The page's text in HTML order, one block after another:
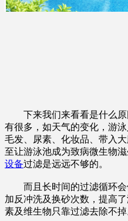
下来我们来看看是什么原
有很多，如天气的变化，游
毛发、尿素、化妆品、带入
至让游泳池成为致病微生物
设备过滤是远远不够的。
而且长时间的过滤循环会
加反冲洗及换砂次数，提高
素及维生物只靠过滤去除不掉